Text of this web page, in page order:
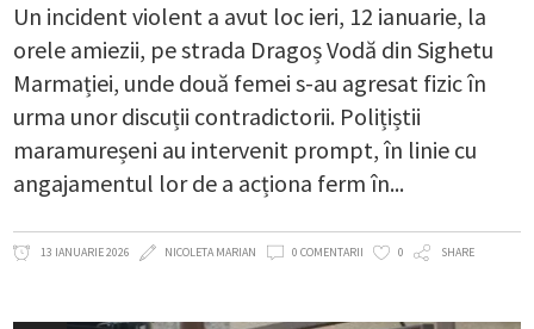
Un incident violent a avut loc ieri, 12 ianuarie, la
orele amiezii, pe strada Dragoș Vodă din Sighetu
Marmației, unde două femei s-au agresat fizic în
urma unor discuții contradictorii. Polițiștii
maramureșeni au intervenit prompt, în linie cu
angajamentul lor de a acționa ferm în
13 IANUARIE 2026 NICOLETA MARIAN 0 COMENTARII 0 SHARE